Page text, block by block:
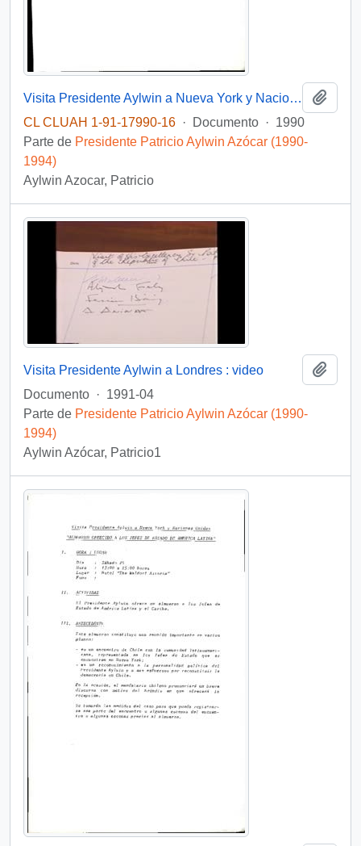
Visita Presidente Aylwin a Nueva York y Naciones Unidas "Cena del Secretario General de Naciones Un idas"
CL CLUAH 1-91-17990-16 · Documento · 1990
Parte de Presidente Patricio Aylwin Azócar (1990-
1994)
Aylwin Azocar, Patricio
Visita Presidente Aylwin a Londres : video
Documento · 1991-04
Parte de Presidente Patricio Aylwin Azócar (1990-
1994)
Aylwin Azócar, Patricio1